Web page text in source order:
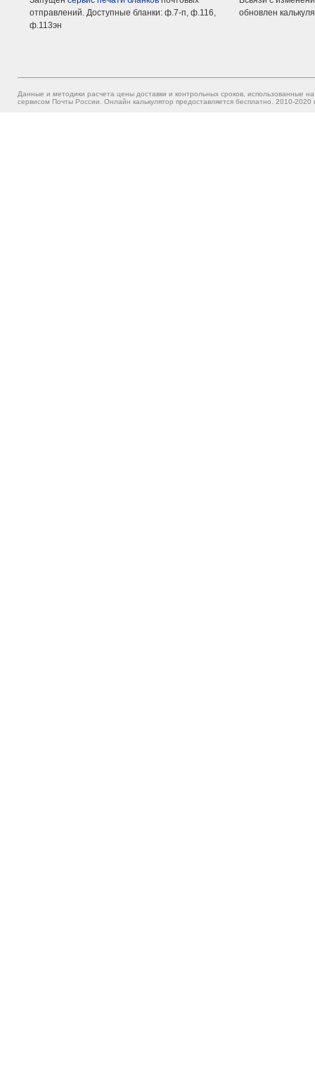
отправлений. Доступные бланки: ф.7-п, ф.116,
ф.113эн
обновлен
Данные и методики расчета цены доставки и контрольных сроков, использованные
сервисом Почты России. Онлайн калькулятор предоставляется бесплатно. 2010-2020